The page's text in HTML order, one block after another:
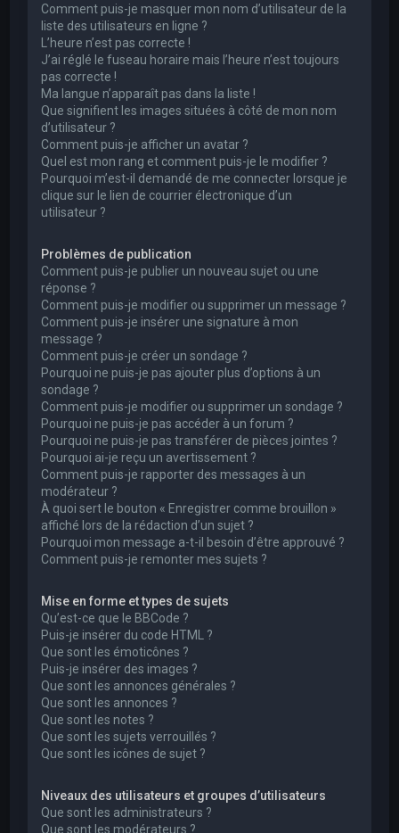
Comment puis-je masquer mon nom d’utilisateur de la
liste des utilisateurs en ligne ?
L’heure n’est pas correcte !
J’ai réglé le fuseau horaire mais l’heure n’est toujours
pas correcte !
Ma langue n’apparaît pas dans la liste !
Que signifient les images situées à côté de mon nom
d’utilisateur ?
Comment puis-je afficher un avatar ?
Quel est mon rang et comment puis-je le modifier ?
Pourquoi m’est-il demandé de me connecter lorsque je
clique sur le lien de courrier électronique d’un
utilisateur ?
Problèmes de publication
Comment puis-je publier un nouveau sujet ou une
réponse ?
Comment puis-je modifier ou supprimer un message ?
Comment puis-je insérer une signature à mon
message ?
Comment puis-je créer un sondage ?
Pourquoi ne puis-je pas ajouter plus d’options à un
sondage ?
Comment puis-je modifier ou supprimer un sondage ?
Pourquoi ne puis-je pas accéder à un forum ?
Pourquoi ne puis-je pas transférer de pièces jointes ?
Pourquoi ai-je reçu un avertissement ?
Comment puis-je rapporter des messages à un
modérateur ?
À quoi sert le bouton « Enregistrer comme brouillon »
affiché lors de la rédaction d’un sujet ?
Pourquoi mon message a-t-il besoin d’être approuvé ?
Comment puis-je remonter mes sujets ?
Mise en forme et types de sujets
Qu’est-ce que le BBCode ?
Puis-je insérer du code HTML ?
Que sont les émoticônes ?
Puis-je insérer des images ?
Que sont les annonces générales ?
Que sont les annonces ?
Que sont les notes ?
Que sont les sujets verrouillés ?
Que sont les icônes de sujet ?
Niveaux des utilisateurs et groupes d’utilisateurs
Que sont les administrateurs ?
Que sont les modérateurs ?